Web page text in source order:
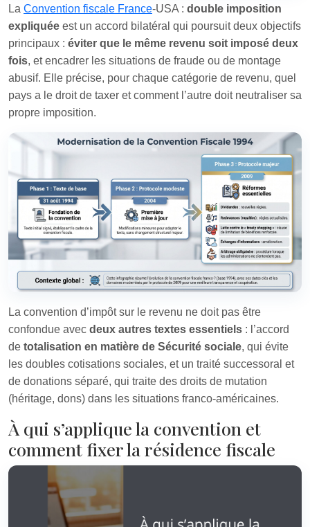
La Convention fiscale France‑USA : double imposition
expliquée est un accord bilatéral qui poursuit deux objectifs
principaux : éviter que le même revenu soit imposé deux
fois, et encadrer les situations de fraude ou de montage
abusif. Elle précise, pour chaque catégorie de revenu, quel
pays a le droit de taxer et comment l’autre doit neutraliser sa
propre imposition.
La convention d’impôt sur le revenu ne doit pas être
confondue avec deux autres textes essentiels : l’accord
de totalisation en matière de Sécurité sociale, qui évite
les doubles cotisations sociales, et un traité successoral et
de donations séparé, qui traite des droits de mutation
(héritage, dons) dans les situations franco‑américaines.
À qui s’applique la convention et
comment fixer la résidence fiscale